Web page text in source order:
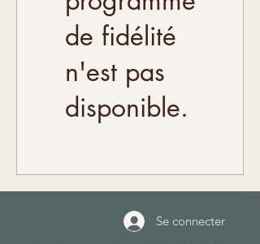
de fidélité
n'est pas
disponible.
Se connecter